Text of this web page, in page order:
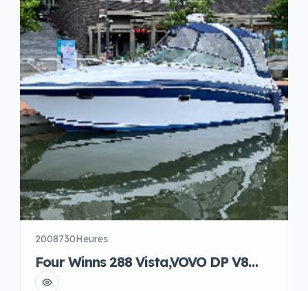
soleil plus kit fermeture arrière,Chauffage air pulsé
Webasto, […]
2008730Heures
Four Winns 288 Vista,VOVO DP V8
essence , 280 cv